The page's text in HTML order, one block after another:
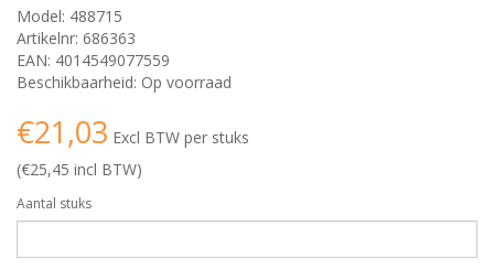
Model: 488715
Artikelnr: 686363
EAN: 4014549077559
Beschikbaarheid: Op voorraad
€21,03 Excl BTW per stuks
(€25,45 incl BTW)
Aantal stuks